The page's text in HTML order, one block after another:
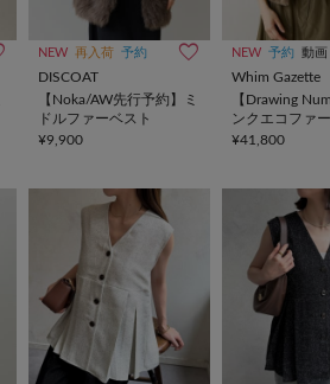
NEW 再入荷 予約
DISCOAT
【Noka/AW先行予約】ミ
ドルファーベスト
¥9,900
NEW 予約 動画
Whim Gazette
【Drawing
ンクエコファ
¥41,800